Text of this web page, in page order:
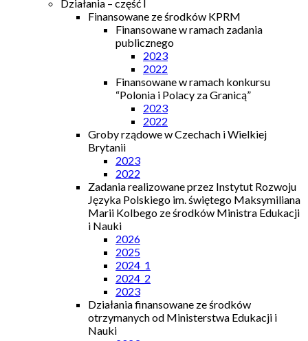
Działania – część I
Finansowane ze środków KPRM
Finansowane w ramach zadania
publicznego
2023
2022
Finansowane w ramach konkursu
“Polonia i Polacy za Granicą”
2023
2022
Groby rządowe w Czechach i Wielkiej
Brytanii
2023
2022
Zadania realizowane przez Instytut Rozwoju
Języka Polskiego im. świętego Maksymiliana
Marii Kolbego ze środków Ministra Edukacji
i Nauki
2026
2025
2024_1
2024_2
2023
Działania finansowane ze środków
otrzymanych od Ministerstwa Edukacji i
Nauki